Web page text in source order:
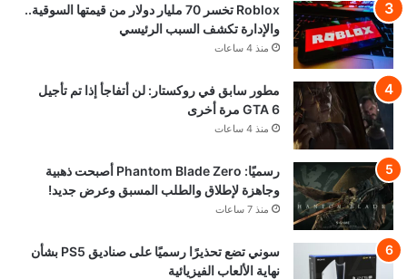
Roblox تخسر 70 مليار دولار من قيمتها السوقية..
والإدارة تكشف السبب الرئيسي
منذ 4 ساعات
مطور سابق في روكستار: لن أتفاجأ إذا تم تأجيل
GTA 6 مرة أخرى
منذ 4 ساعات
رسميًا: Phantom Blade Zero أصبحت ذهبية
وجاهزة لإطلاق والطلب المسبق وعرض جديد!
منذ 7 ساعات
سوني تضع تحذيرًا رسميًا على صناديق PS5 بشأن
نهاية الألعاب الفيزيائية